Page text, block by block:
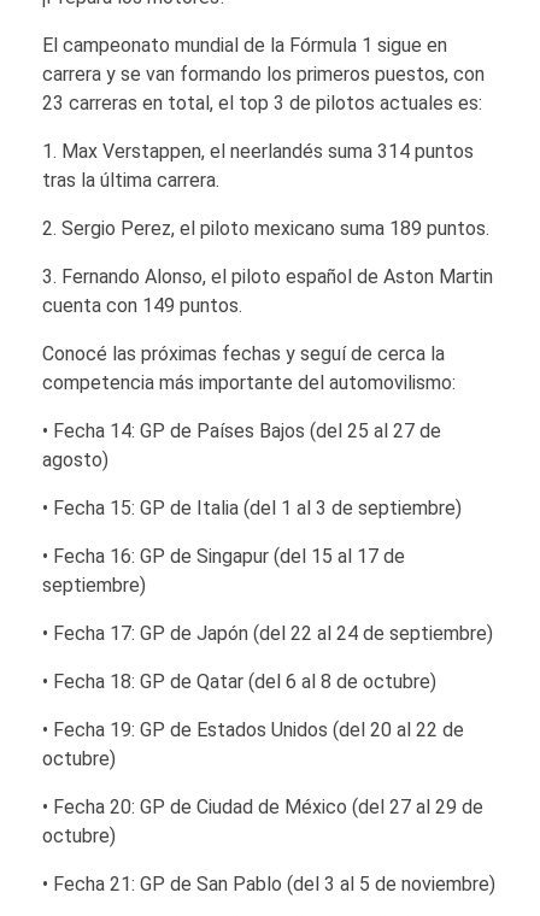
El campeonato mundial de la Fórmula 1 sigue en
carrera y se van formando los primeros puestos, con
23 carreras en total, el top 3 de pilotos actuales es:
1. Max Verstappen, el neerlandés suma 314 puntos
tras la última carrera.
2. Sergio Perez, el piloto mexicano suma 189 puntos.
3. Fernando Alonso, el piloto español de Aston Martin
cuenta con 149 puntos.
Conocé las próximas fechas y seguí de cerca la
competencia más importante del automovilismo:
• Fecha 14: GP de Países Bajos (del 25 al 27 de
agosto)
• Fecha 15: GP de Italia (del 1 al 3 de septiembre)
• Fecha 16: GP de Singapur (del 15 al 17 de
septiembre)
• Fecha 17: GP de Japón (del 22 al 24 de septiembre)
• Fecha 18: GP de Qatar (del 6 al 8 de octubre)
• Fecha 19: GP de Estados Unidos (del 20 al 22 de
octubre)
• Fecha 20: GP de Ciudad de México (del 27 al 29 de
octubre)
• Fecha 21: GP de San Pablo (del 3 al 5 de noviembre)